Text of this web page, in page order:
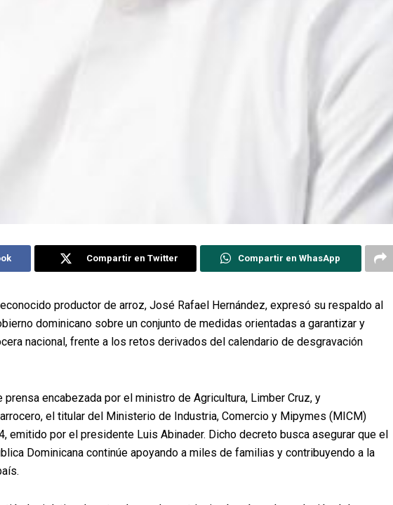
Compartir en Twitter Compartir en WhasApp
productor de arroz, José Rafael Hernández, expresó su respaldo al
dominicano sobre un conjunto de medidas orientadas a garantizar y
nacional, frente a los retos derivados del calendario de desgravación
prensa encabezada por el ministro de Agricultura, Limber Cruz, y
el titular del Ministerio de Industria, Comercio y Mipymes (MICM)
emitido por el presidente Luis Abinader. Dicho decreto busca asegurar que el
Dominicana continúe apoyando a miles de familias y contribuyendo a la